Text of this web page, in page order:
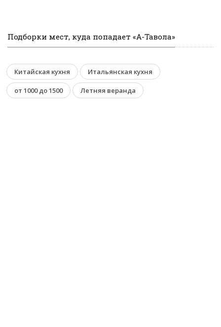
Подборки мест, куда попадает «А-Тавола»
Китайская кухня Итальянская кухня
от 1000 до 1500 Летняя веранда